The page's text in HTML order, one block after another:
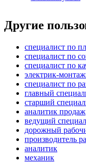
Другие
специалист по
специалист по
специалист по
электрик-
специалист по
главный
старший
аналитик продаж
ведущий
дорожный
производитель
аналитик
механик